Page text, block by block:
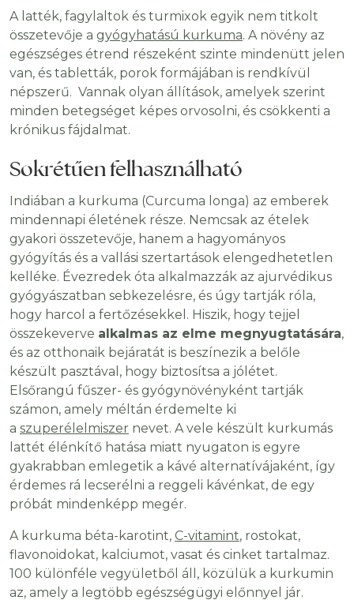
A latték, fagylaltok és turmixok egyik nem titkolt
összetevője a gyógyhatású kurkuma. A növény az
egészséges étrend részeként szinte mindenütt jelen
van, és tabletták, porok formájában is rendkívül
népszerű. Vannak olyan állítások, amelyek szerint
minden betegséget képes orvosolni, és csökkenti a
krónikus fájdalmat.
Sokrétűen felhasználható
Indiában a kurkuma (Curcuma longa) az emberek
mindennapi életének része. Nemcsak az ételek
gyakori összetevője, hanem a hagyományos
gyógyítás és a vallási szertartások elengedhetetlen
kelléke. Évezredek óta alkalmazzák az ajurvédikus
gyógyászatban sebkezelésre, és úgy tartják róla,
hogy harcol a fertőzésekkel. Hiszik, hogy tejjel
összekeverve alkalmas az elme megnyugtatására,
és az otthonaik bejáratát is beszínezik a belőle
készült pasztával, hogy biztosítsa a jólétet.
Elsőrangú fűszer- és gyógynövényként tartják
számon, amely méltán érdemelte ki
a szuperélelmiszer nevet. A vele készült kurkumás
lattét élénkítő hatása miatt nyugaton is egyre
gyakrabban emlegetik a kávé alternatívájaként, így
érdemes rá lecserélni a reggeli kávénkat, de egy
próbát mindenképp megér.
A kurkuma béta-karotint, C-vitamint, rostokat,
flavonoidokat, kalciumot, vasat és cinket tartalmaz.
100 különféle vegyületből áll, közülük a kurkumin
az, amely a legtöbb egészségügyi előnnyel jár.